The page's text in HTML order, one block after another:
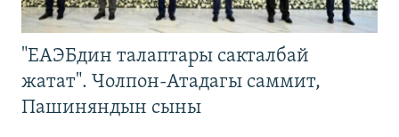
"ЕАЭБдин талаптары сакталбай
жатат". Чолпон-Атадагы саммит,
Пашиняндын сыны